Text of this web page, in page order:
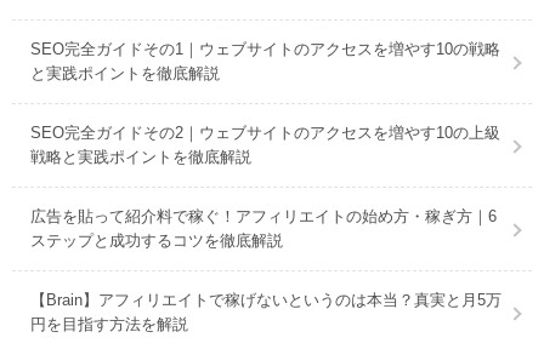
SEO完全ガイドその1｜ウェブサイトのアクセスを増やす10の戦略
と実践ポイントを徹底解説
SEO完全ガイドその2｜ウェブサイトのアクセスを増やす10の上級
戦略と実践ポイントを徹底解説
広告を貼って紹介料で稼ぐ！アフィリエイトの始め方・稼ぎ方｜6
ステップと成功するコツを徹底解説
【Brain】アフィリエイトで稼げないというのは本当？真実と月5万
円を目指す方法を解説